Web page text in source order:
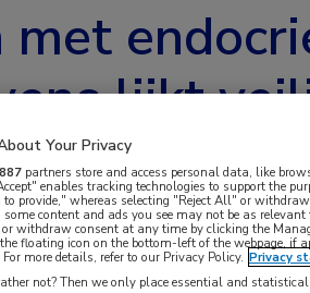
lijkt
kunnen veilig
Your Privacy
887 partners store and access personal data, like
enables tracking technologies to support the
to provide," whereas selecting "Reject All" or
some content and ads you see may not be as
or withdraw consent at any time by clicking the
floating icon on the bottom-left of the webpage, if
more details, refer to our Privacy Policy. Privacy
not? Then we only place essential and